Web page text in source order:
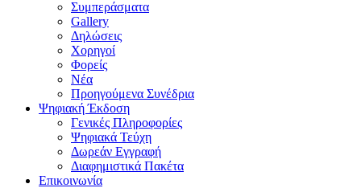
Συμπεράσματα
Gallery
Δηλώσεις
Χορηγοί
Φορείς
Νέα
Προηγούμενα Συνέδρια
Ψηφιακή Έκδοση
Γενικές Πληροφορίες
Ψηφιακά Τεύχη
Δωρεάν Εγγραφή
Διαφημιστικά Πακέτα
Επικοινωνία